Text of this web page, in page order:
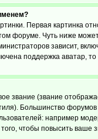
Первая картинка
форуме. Чуть ниже
зависит,
поддержка аватар,
звание (звание
Большинство
например
чтобы повысить ваше